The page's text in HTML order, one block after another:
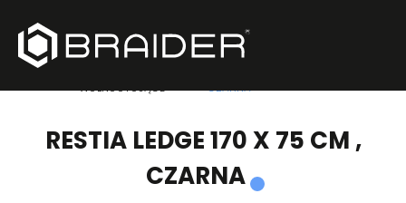
PRODUKTY
WOLNOSTOJĄCE
CZARNA
RESTIA LEDGE 170 X 75 CM ,
CZARNA